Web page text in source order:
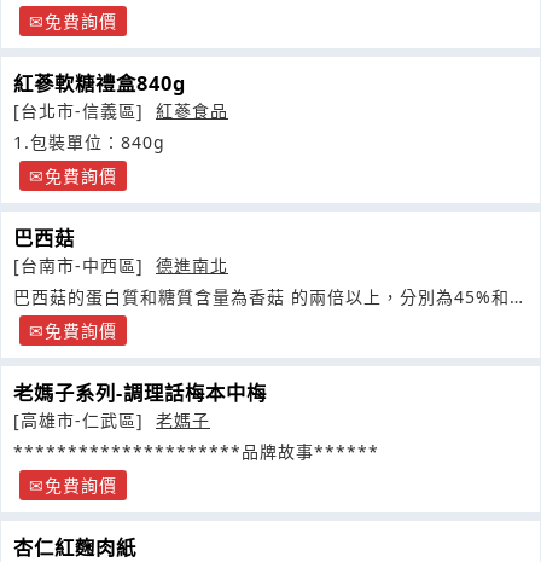
舉辦的飯糰競賽
免費詢價
紅蔘軟糖禮盒840g
[台北市-信義區]
紅蔘食品
1.包裝單位：840g
免費詢價
巴西菇
[台南市-中西區]
德進南北
巴西菇的蛋白質和糖質含量為香菇 的兩倍以上，分別為45%和
40%免費詢價
老媽子系列-調理話梅本中梅
[高雄市-仁武區]
老媽子
*********************品牌故事******
免費詢價
杏仁紅麴肉紙